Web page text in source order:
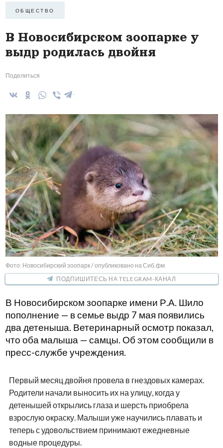
ОБЩЕСТВО
В Новосибирском зоопарке у
выдр родилась двойня
Поделиться
Фото: Новосибирский зоопарк / опубликовано на Сиб.фм
ПОДПИШИТЕСЬ НА TELEGRAM-КАНАЛ
В Новосибирском зоопарке имени Р.А. Шило
пополнение — в семье выдр 7 мая появились
два детеныша. Ветеринарный осмотр показал,
что оба малыша — самцы. Об этом сообщили в
пресс-службе учреждения.
Первый месяц двойня провела в гнездовых камерах.
Родители начали выносить их на улицу, когда у
детенышей открылись глаза и шерсть приобрела
взрослую окраску. Малыши уже научились плавать и
теперь с удовольствием принимают ежедневные
водные процедуры.